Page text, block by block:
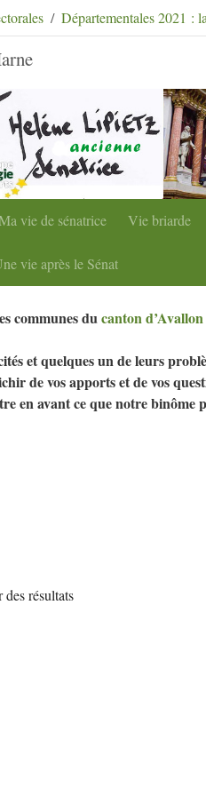
secondaire Aller à la recherche
vie de sénatrice Vie briarde
vie après le Sénat
Départementales 2021 :
communes ducanton d’Avallon
et quelques un de leurs
de vos apports et de vos
en avant ce que notre binôme
résultats